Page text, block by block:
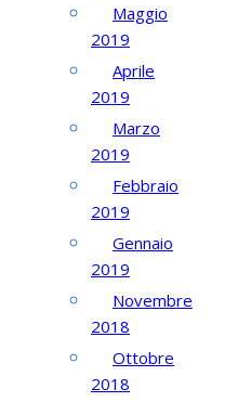
Maggio
2019
Aprile
2019
Marzo
2019
Febbraio
2019
Gennaio
2019
Novembre
2018
Ottobre
2018